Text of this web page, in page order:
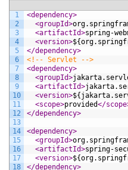
1
2
3
4
5
6
7
8
9
10
11
12
13
14
15
16
17
18
<dependency>
<groupId>
<artifactId>spring-
<version>
</dependency>
<!-- Servlet -->
<dependency>
<groupId>
<artifactId>
<version>
<scope>provided</
</dependency>
<dependency>
<groupId>
<artifactId>spring-
<version>
</dependency>